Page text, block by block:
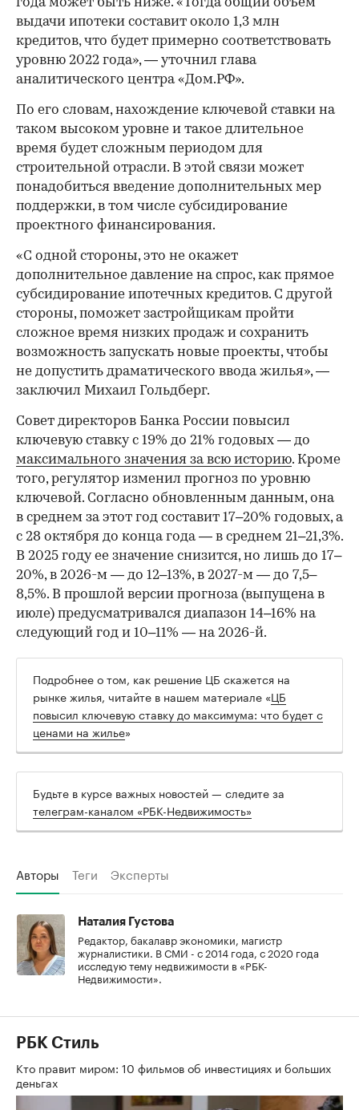
выдачи ипотеки составит около 1,3 млн
кредитов, что будет примерно соответствовать
уровню 2022 года», — уточнил глава
аналитического центра «Дом.РФ».
По его словам, нахождение ключевой ставки на
таком высоком уровне и такое длительное
время будет сложным периодом для
строительной отрасли. В этой связи может
понадобиться введение дополнительных мер
поддержки, в том числе субсидирование
проектного финансирования.
«С одной стороны, это не окажет
дополнительное давление на спрос, как прямое
субсидирование ипотечных кредитов. С другой
стороны, поможет застройщикам пройти
сложное время низких продаж и сохранить
возможность запускать новые проекты, чтобы
не допустить драматического ввода жилья», —
заключил Михаил Гольдберг.
Совет директоров Банка России повысил
ключевую ставку с 19% до 21% годовых — до
максимального значения за всю историю. Кроме
того, регулятор изменил прогноз по уровню
ключевой. Согласно обновленным данным, она
в среднем за этот год составит 17–20% годовых, а
с 28 октября до конца года — в среднем 21–21,3%.
В 2025 году ее значение снизится, но лишь до 17–
20%, в 2026-м — до 12–13%, в 2027-м — до 7,5–
8,5%. В прошлой версии прогноза (выпущена в
июле) предусматривался диапазон 14–16% на
следующий год и 10–11% — на 2026-й.
Подробнее о том, как решение ЦБ скажется на
рынке жилья, читайте в нашем материале «ЦБ
повысил ключевую ставку до максимума: что будет с
ценами на жилье»
Будьте в курсе важных новостей — следите за
телеграм-каналом «РБК-Недвижимость»
Авторы Теги Эксперты
Наталия Густова
Редактор, бакалавр экономики, магистр
журналистики. В СМИ - с 2014 года, с 2020 года
исследую тему недвижимости в «РБК-
Недвижимости».
РБК Стиль
Кто правит миром: 10 фильмов об инвестициях и больших
деньгах